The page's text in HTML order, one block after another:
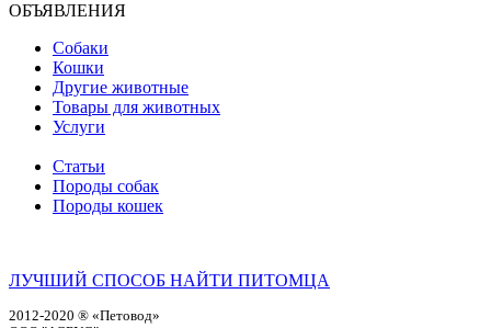
ОБЪЯВЛЕНИЯ
Собаки
Кошки
Другие животные
Товары для животных
Услуги
Статьи
Породы собак
Породы кошек
ЛУЧШИЙ СПОСОБ НАЙТИ ПИТОМЦА
2012-2020 ® «Петовод»